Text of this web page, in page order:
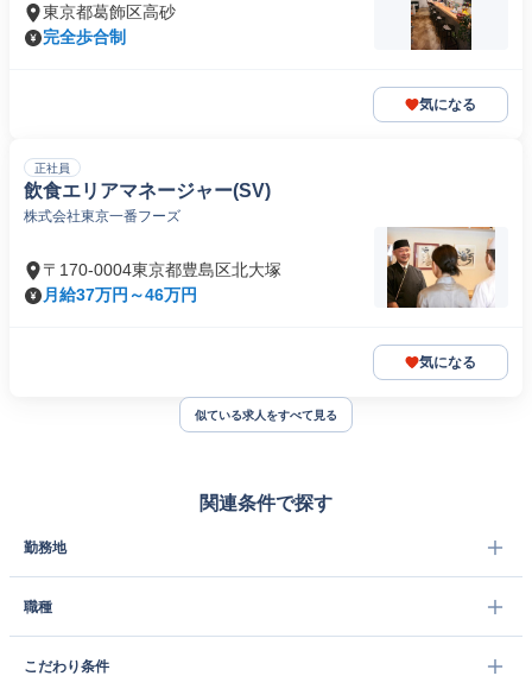
東京都葛飾区高砂
完全歩合制
気になる
正社員
飲食エリアマネージャー(SV)
株式会社東京一番フーズ
〒170-0004東京都豊島区北大塚
月給37万円～46万円
気になる
似ている求人をすべて見る
関連条件で探す
勤務地
職種
こだわり条件